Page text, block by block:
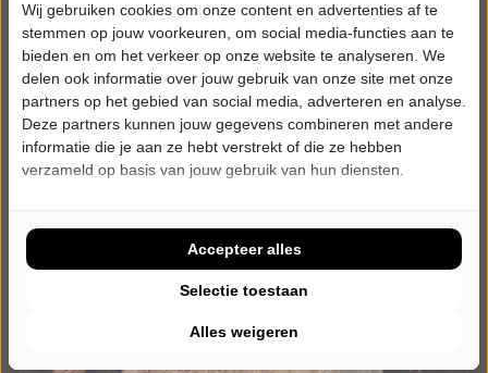
Wij gebruiken cookies om onze content en advertenties af te
stemmen op jouw voorkeuren, om social media-functies aan te
bieden en om het verkeer op onze website te analyseren. We
delen ook informatie over jouw gebruik van onze site met onze
partners op het gebied van social media, adverteren en analyse.
Deze partners kunnen jouw gegevens combineren met andere
informatie die je aan ze hebt verstrekt of die ze hebben
verzameld op basis van jouw gebruik van hun diensten.
Alles weigeren
Selectie toestaan
Accepteer alles